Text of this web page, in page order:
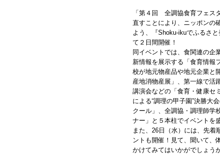
「第４回 全調協食育フェス
直すことにより、ニッポンの
よう、『Shoku-ikuでふるさ
て２日間開催！
同イベントでは、食関連の企
新情報を展示する「食育情報
校が地元物産品や地元企業と
産地消物産展」、第一線で活
講演会などの「食育・健康セ
による“調理の甲子園”決勝大
クール」、全調協・調理師学
ナー」と５本柱でイベントを
また、26日（水）には、先着
ントも開催！見て、聞いて、
かけてみてはいかがでしょう